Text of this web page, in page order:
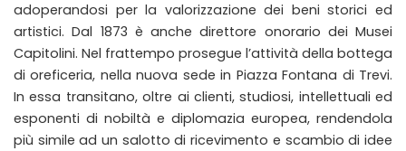
adoperandosi per la valorizzazione dei beni storici ed
artistici. Dal 1873 è anche direttore onorario dei Musei
Capitolini. Nel frattempo prosegue l’attività della bottega
di oreficeria, nella nuova sede in Piazza Fontana di Trevi.
In essa transitano, oltre ai clienti, studiosi, intellettuali ed
esponenti di nobiltà e diplomazia europea, rendendola
più simile ad un salotto di ricevimento e scambio di idee